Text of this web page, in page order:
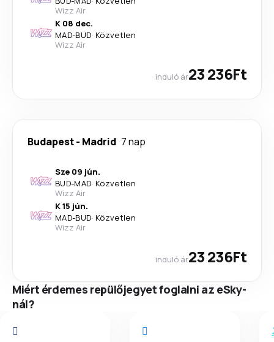
Wizz Air
K 08 dec.
MAD-BUD· Közvetlen
Wizz Air
induló ár23 236Ft
Budapest- Madrid 7 nap
Sze 09 jún.
BUD-MAD· Közvetlen
Wizz Air
K 15 jún.
MAD-BUD· Közvetlen
Wizz Air
induló ár23 236Ft
Miért érdemes repülőjegyet foglalni az eSky-
nál?